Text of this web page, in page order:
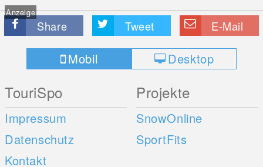
Anzeige
Share Tweet E-Mail
Mobil Desktop
TouriSpo
Impressum
Datenschutz
Kontakt
Projekte
SnowOnline
SportFits